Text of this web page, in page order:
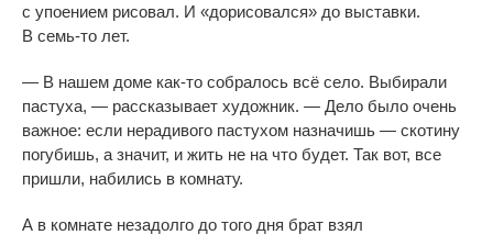
с упоением рисовал. И «дорисовался» до выставки.
В семь-то лет.
— В нашем доме как-то собралось всё село. Выбирали
пастуха, — рассказывает художник. — Дело было очень
важное: если нерадивого пастухом назначишь — скотину
погубишь, а значит, и жить не на что будет. Так вот, все
пришли, набились в комнату.
А в комнате незадолго до того дня брат взял